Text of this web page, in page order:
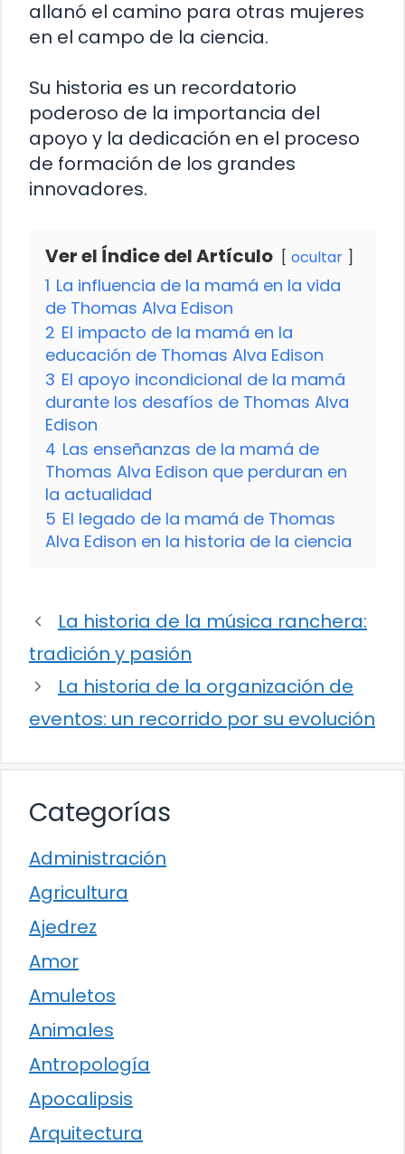
allanó el camino para otras mujeres
en el campo de la ciencia.
Su historia es un recordatorio
poderoso de la importancia del
apoyo y la dedicación en el proceso
de formación de los grandes
innovadores.
Ver el Índice del Artículo ocultar
1 La influencia de la mamá en la vida
de Thomas Alva Edison
2 El impacto de la mamá en la
educación de Thomas Alva Edison
3 El apoyo incondicional de la mamá
durante los desafíos de Thomas Alva
Edison
4 Las enseñanzas de la mamá de
Thomas Alva Edison que perduran en
la actualidad
5 El legado de la mamá de Thomas
Alva Edison en la historia de la ciencia
La historia de la música ranchera:
tradición y pasión
La historia de la organización de
eventos: un recorrido por su evolución
Categorías
Administración
Agricultura
Ajedrez
Amor
Amuletos
Animales
Antropología
Apocalipsis
Arquitectura